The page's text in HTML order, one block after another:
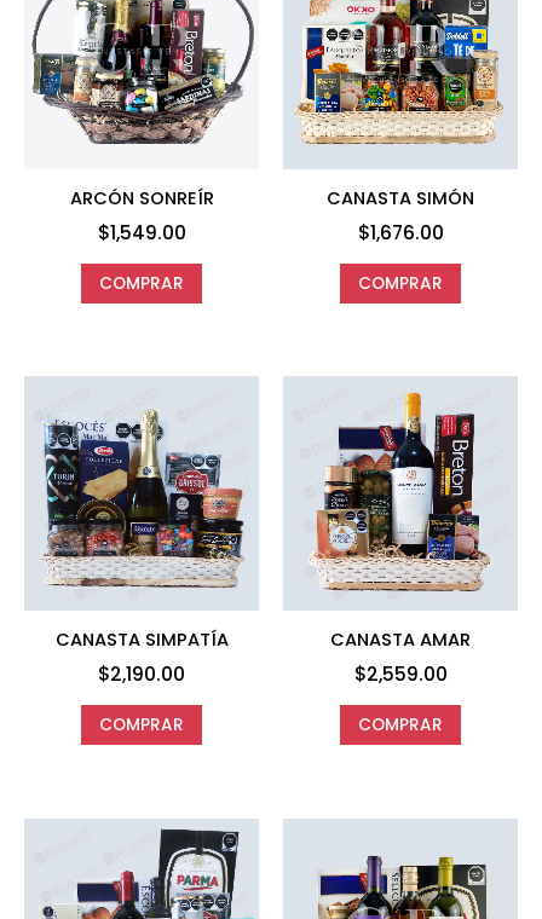
ARCÓN SONREÍR
$1,549.00
COMPRAR
CANASTA SIMÓN
$1,676.00
COMPRAR
CANASTA SIMPATÍA
$2,190.00
COMPRAR
CANASTA AMAR
$2,559.00
COMPRAR